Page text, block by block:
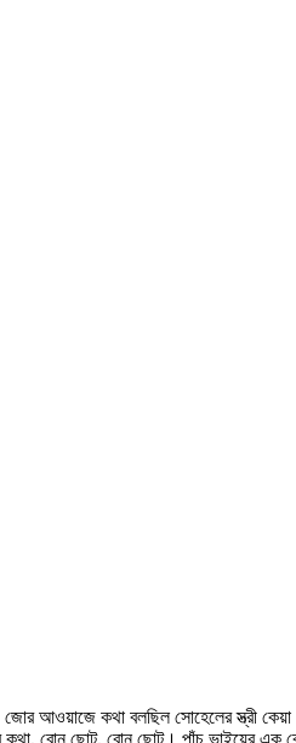
আওয়াজে কথা বলছিল সোহেলের স্ত্রী
বোন ছোট, বোন ছোট। পাঁচ ভাইয়ের এক